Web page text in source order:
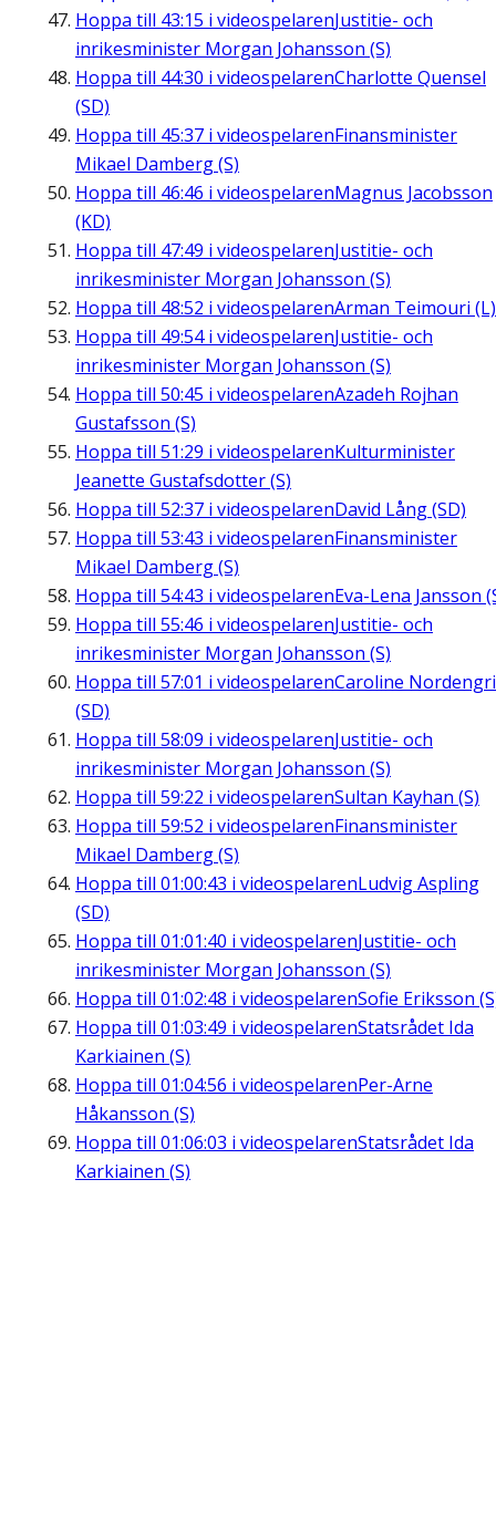
Hoppa till 43:15 i videospelarenJustitie- och
inrikesminister Morgan Johansson (S)
Hoppa till 44:30 i videospelarenCharlotte Quensel
(SD)
Hoppa till 45:37 i videospelarenFinansminister
Mikael Damberg (S)
Hoppa till 46:46 i videospelarenMagnus Jacobsson
(KD)
Hoppa till 47:49 i videospelarenJustitie- och
inrikesminister Morgan Johansson (S)
Hoppa till 48:52 i videospelarenArman Teimouri (L)
Hoppa till 49:54i videospelarenJustitie- och
inrikesminister Morgan Johansson (S)
Hoppa till 50:45 i videospelarenAzadeh Rojhan
Gustafsson (S)
Hoppa till 51:29 i videospelarenKulturminister
Jeanette Gustafsdotter (S)
Hoppa till 52:37 i videospelarenDavid Lång (SD)
Hoppa till 53:43 i videospelarenFinansminister
Mikael Damberg (S)
Hoppa till 54:43 i videospelarenEva-Lena Jansson
Hoppa till 55:46 i videospelarenJustitie- och
inrikesminister Morgan Johansson (S)
Hoppa till 57:01 i videospelarenCaroline
(SD)
Hoppa till 58:09 i videospelarenJustitie- och
inrikesminister Morgan Johansson (S)
Hoppa till 59:22 i videospelarenSultan Kayhan (S)
Hoppa till 59:52 i videospelarenFinansminister
Mikael Damberg (S)
Hoppa till 01:00:43 i videospelarenLudvig Aspling
(SD)
Hoppa till 01:01:40 i videospelarenJustitie- och
inrikesminister Morgan Johansson (S)
Hoppa till 01:02:48 i videospelarenSofie Eriksson
Hoppa till 01:03:49 i videospelarenStatsrådet Ida
Karkiainen (S)
Hoppa till 01:04:56 i videospelarenPer-Arne
Håkansson (S)
Hoppa till 01:06:03 i videospelarenStatsrådet Ida
Karkiainen (S)